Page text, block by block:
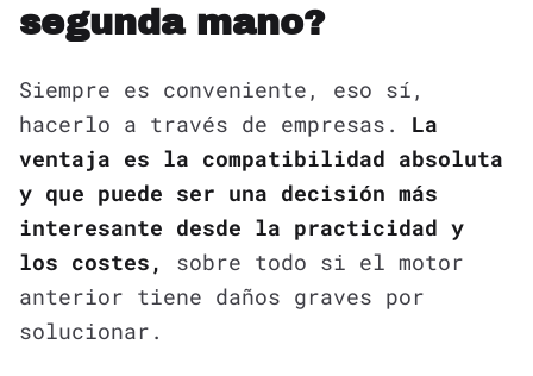
segunda mano?
Siempre es conveniente, eso sí,
hacerlo a través de empresas. La
ventaja es la compatibilidad absoluta
y que puede ser una decisión más
interesante desde la practicidad y
los costes,
sobre todo si el motor
anterior tiene daños graves por
solucionar.